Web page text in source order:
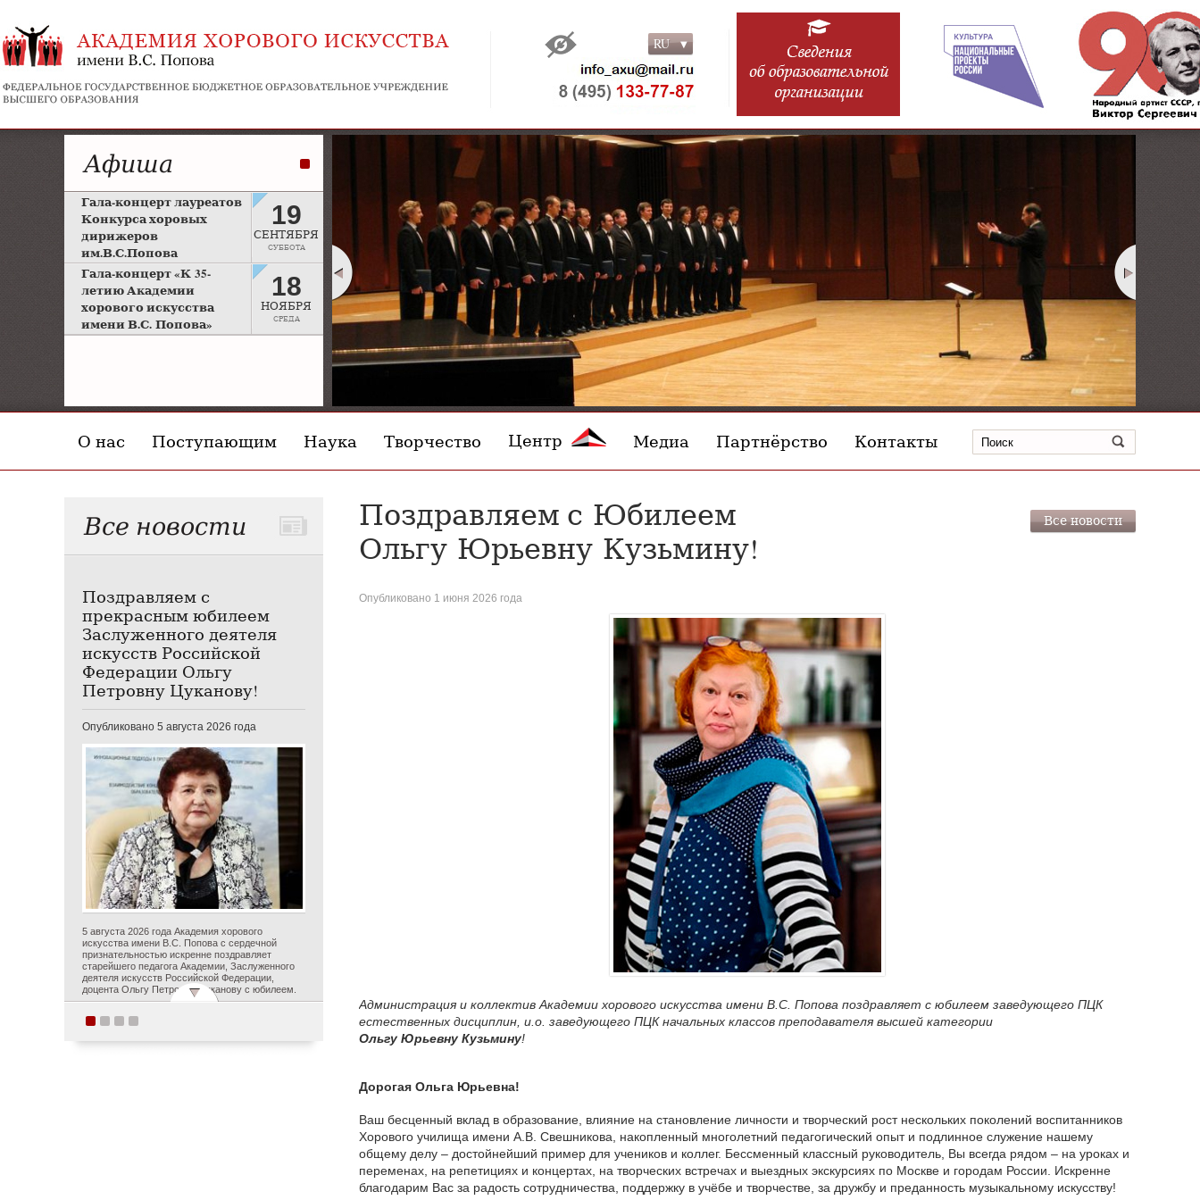
RU
RU
EN
Афиша
Гала-концерт лауреатов
Конкурса хоровых
дирижеров
им.В.С.Попова
Рахманиновский зал
Московской консерватории
19
СЕНТЯБРЯ
СУББОТА
Гала-концерт «К 35-
летию Академии
хорового искусства
имени В.С. Попова»
Большой зал Московской
18
НОЯБРЯ
СРЕДА
О нас Поступающим Наука Творчество Центр Медиа Партнёрство Контакты
Все новости
Поздравляем с
прекрасным юбилеем
Заслуженного деятеля
искусств Российской
Федерации Ольгу
Петровну Цуканову!
Опубликовано 5 августа 2026 года
5 августа 2026 года Академия хорового
искусства имени В.С. Попова с сердечной
признательностью искренне поздравляет
старейшего педагога Академии, Заслуженного
деятеля искусств Российской Федерации,
доцента Ольгу Петровну Цуканову с юбилеем.
Студенты Академии
Поздравляем с Юбилеем
Ольгу Юрьевну Кузьмину!
Все новости
Опубликовано 1 июня 2026 года
Администрация и коллектив Академии хорового искусства имени В.С. Попова поздравляет с юбилеем заведующего ПЦК
естественных дисциплин, и.о. заведующего ПЦКначальных классов преподавателя высшей категории
Ольгу Юрьевну Кузьмину!
Дорогая Ольга Юрьевна!
Ваш бесценный вклад в образование, влияние на становление личности и творческий рост нескольких поколений воспитанников
Хорового училища имени А.В. Свешникова, накопленный многолетний педагогический опыт и подлинное служение нашему
общему делу – достойнейший пример для учеников и коллег. Бессменный классный руководитель, Вы всегда рядом – на уроках и
переменах, на репетициях и концертах, на творческих встречах и выездных экскурсиях по Москве и городам России. Искренне
благодарим Вас за радость сотрудничества, поддержку в учёбе и творчестве, за дружбу и преданность музыкальному искусству!